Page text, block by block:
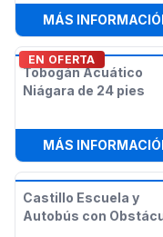
MÁS
EN OFERTA
Tobogán Acuático
Niágara de 24 pies
MÁS
Castillo Escuela y
Autobús con